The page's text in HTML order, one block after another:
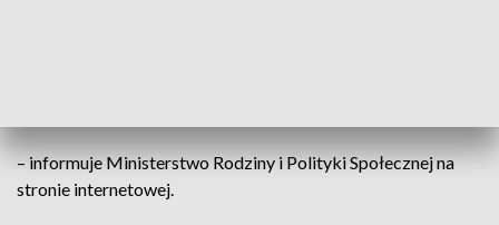
– informuje Ministerstwo Rodziny i Polityki Społecznej na
stronie internetowej.